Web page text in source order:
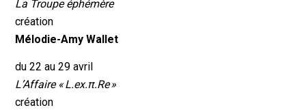
La Troupe éphémère
création
Mélodie-Amy Wallet
du 22 au 29 avril
L’Affaire « L.ex.π.Re »
création